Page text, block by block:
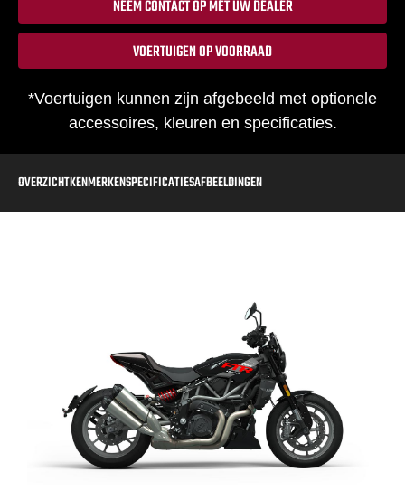
NEEM CONTACT OP MET UW DEALER
VOERTUIGEN OP VOORRAAD
*Voertuigen kunnen zijn afgebeeld met optionele
accessoires, kleuren en specificaties.
OVERZICHTKENMERKENSPECIFICATIESAFBEELDINGEN